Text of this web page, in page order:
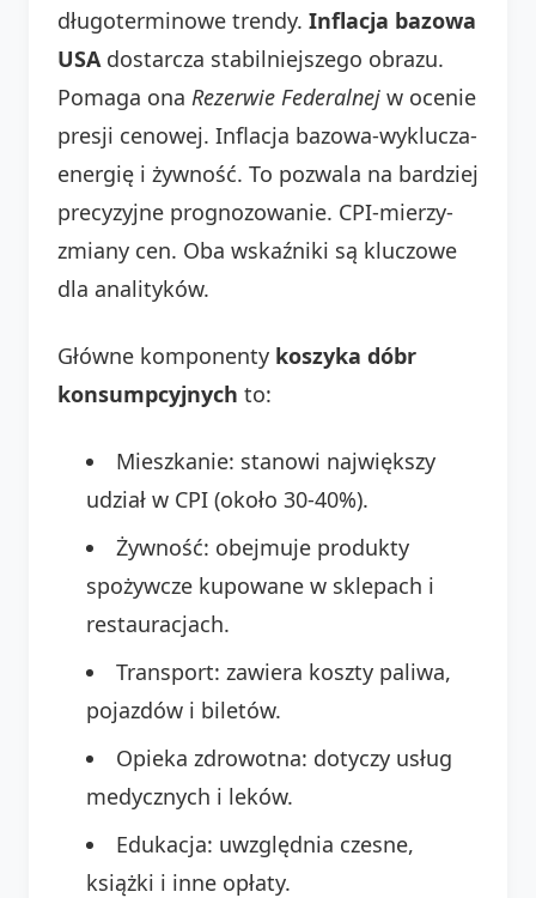
długoterminowe trendy. Inflacja bazowa
USA dostarcza stabilniejszego obrazu.
Pomaga ona Rezerwie Federalnej w ocenie
presji cenowej. Inflacja bazowa-wyklucza-
energię i żywność. To pozwala na bardziej
precyzyjne prognozowanie. CPI-mierzy-
zmiany cen. Oba wskaźniki są kluczowe
dla analityków.
Główne komponenty koszyka dóbr
konsumpcyjnych to:
Mieszkanie: stanowi największy
udział w CPI (około 30-40%).
Żywność: obejmuje produkty
spożywcze kupowane w sklepach i
restauracjach.
Transport: zawiera koszty paliwa,
pojazdów i biletów.
Opieka zdrowotna: dotyczy usług
medycznych i leków.
Edukacja: uwzględnia czesne,
książki i inne opłaty.